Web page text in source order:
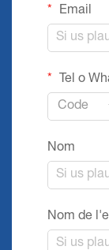
Email
Tel o
Code
Nom
Nom de